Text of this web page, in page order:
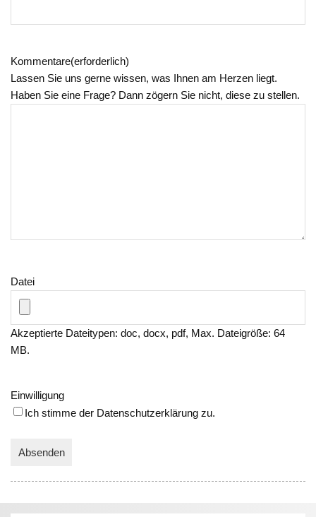
Kommentare(erforderlich)
Lassen Sie uns gerne wissen, was Ihnen am Herzen liegt.
Haben Sie eine Frage? Dann zögern Sie nicht, diese zu stellen.
Datei
Akzeptierte Dateitypen: doc, docx, pdf, Max. Dateigröße: 64
MB.
Einwilligung
Ich stimme der Datenschutzerklärung zu.